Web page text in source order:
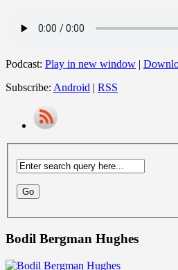
Podcast: Play in new window |
Subscribe: Android | RSS
Bodil Bergman Hughes